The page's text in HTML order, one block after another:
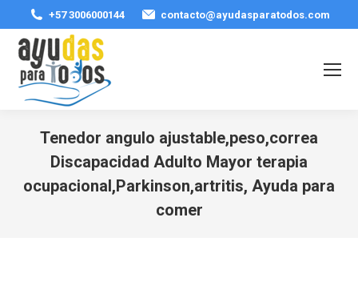
+57 3006000144 contacto@ayudasparatodos.com
Tenedor angulo ajustable,peso,correa
Discapacidad Adulto Mayor terapia
ocupacional,Parkinson,artritis, Ayuda para
comer